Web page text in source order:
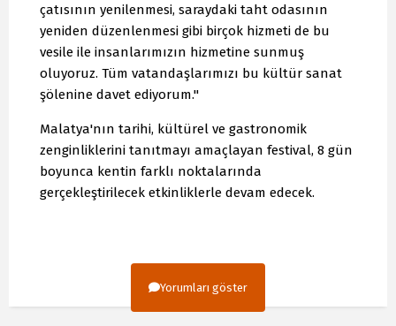
çatısının yenilenmesi, saraydaki taht odasının
yeniden düzenlenmesi gibi birçok hizmeti de bu
vesile ile insanlarımızın hizmetine sunmuş
oluyoruz. Tüm vatandaşlarımızı bu kültür sanat
şölenine davet ediyorum."
Malatya'nın tarihi, kültürel ve gastronomik
zenginliklerini tanıtmayı amaçlayan festival, 8 gün
boyunca kentin farklı noktalarında
gerçekleştirilecek etkinliklerle devam edecek.
Yorumları göster